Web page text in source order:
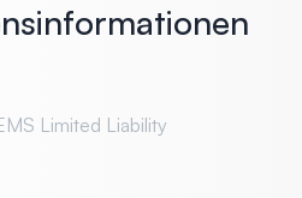
Limited Liability